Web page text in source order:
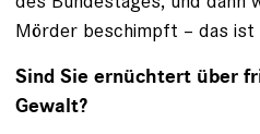
Mörder beschimpft – das
Sind Sie ernüchtert über
Gewalt?